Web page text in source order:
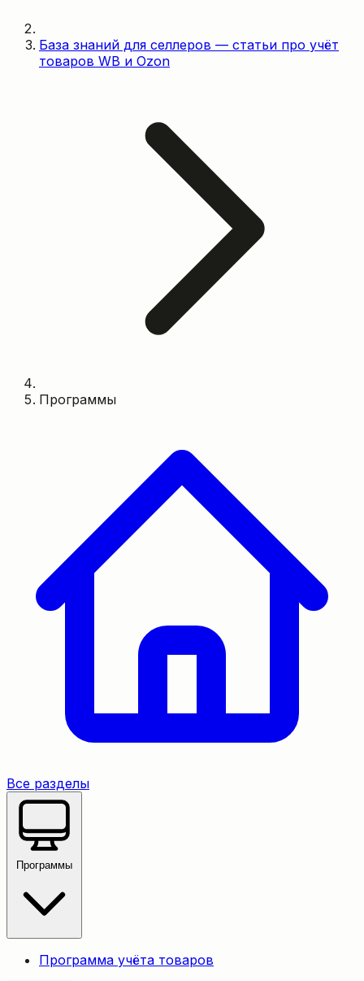
База знаний для селлеров — статьи про учёт
товаров WB и Ozon
Программы
Все разделы
Программы
Программа учёта товаров